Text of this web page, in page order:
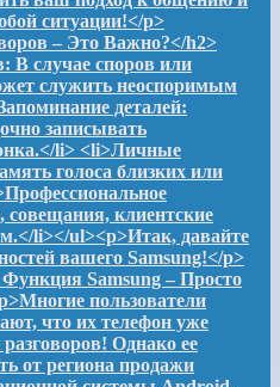
ситуации!</p>
– Это Важно?</h2>
В случае споров или
служить неоспоримым
деталей:
записывать
li> <li>Личные
голоса близких или
совещания, клиентские
li></ul><p>Итак, давайте
вашего Samsung!</p>
Samsung – Просто
пользователи
что их телефон уже
Однако ее
от региона продажи